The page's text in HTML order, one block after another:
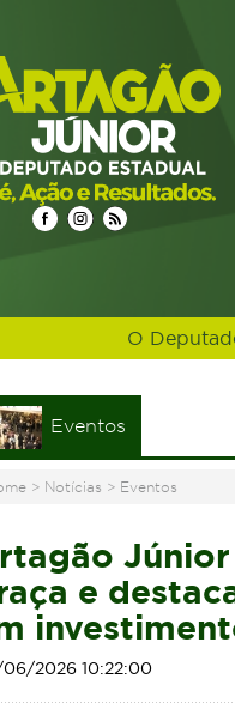
O
Eventos
> Notícias > Eventos
e
2026 10:22:00